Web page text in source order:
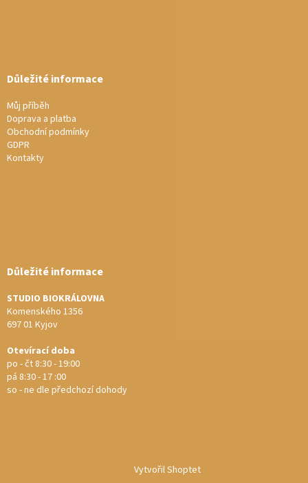
Důležité informace
Můj příběh
Doprava a platba
Obchodní podmínky
GDPR
Kontakty
Důležité informace
STUDIO BIOKRÁLOVNA
Komenského 1356
697 01 Kyjov
Otevírací doba
po - čt 8:30 - 19:00
pá 8:30 - 17 :00
so - ne dle předchozí dohody
Vytvořil Shoptet